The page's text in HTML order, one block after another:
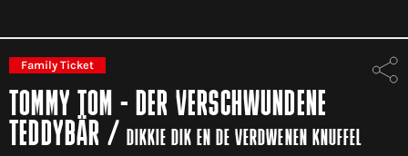
Family Ticket
TOMMY TOM - DER VERSCHWUNDENE
TEDDYBÄR / DIKKIE DIK EN DE VERDWENEN KNUFFEL